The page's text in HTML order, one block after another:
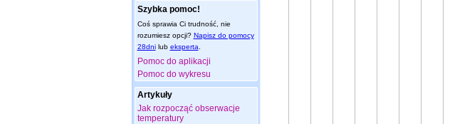
Szybka pomoc!
Coś sprawia Ci trudność, nie
rozumiesz opcji? Napisz do pomocy
28dnilub eksperta
Pomoc do aplikacji
Pomoc do wykresu
Artykuły
Jak rozpocząć obserwacje
temperatury